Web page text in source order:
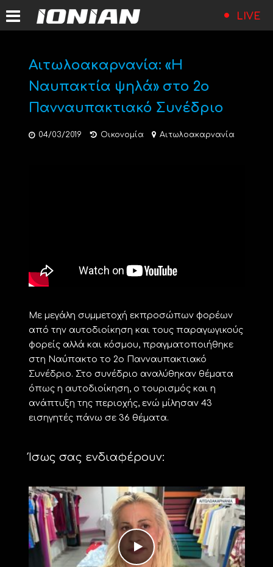
LIVE
Αιτωλοακαρνανία: «Η
Ναυπακτία ψηλά» στο 2ο
Πανναυπακτιακό Συνέδριο
04/03/2019 Οικονομία Αιτωλοακαρνανία
Με μεγάλη συμμετοχή εκπροσώπων φορέων
από την αυτοδιοίκηση και τους παραγωγικούς
φορείς αλλά και κόσμου, πραγματοποιήθηκε
στη Ναύπακτο το 2ο Πανναυπακτιακό
Συνέδριο. Στο συνέδριο αναλύθηκαν θέματα
όπως η αυτοδιοίκηση, ο τουρισμός και η
ανάπτυξη της περιοχής, ενώ μίλησαν 43
εισηγητές πάνω σε 36 θέματα.
Ίσως σας ενδιαφέρουν: